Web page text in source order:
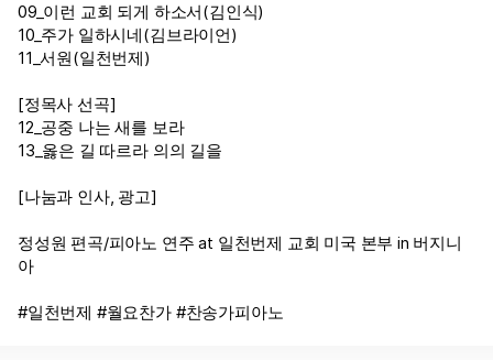
09_이런 교회 되게 하소서(김인식)
10_주가 일하시네(김브라이언)
11_서원(일천번제)
[정목사 선곡]
12_공중 나는 새를 보라
13_옳은 길 따르라 의의 길을
[나눔과 인사, 광고]
정성원 편곡/피아노 연주 at 일천번제 교회 미국 본부 in 버지니
아
#일천번제 #월요찬가 #찬송가피아노